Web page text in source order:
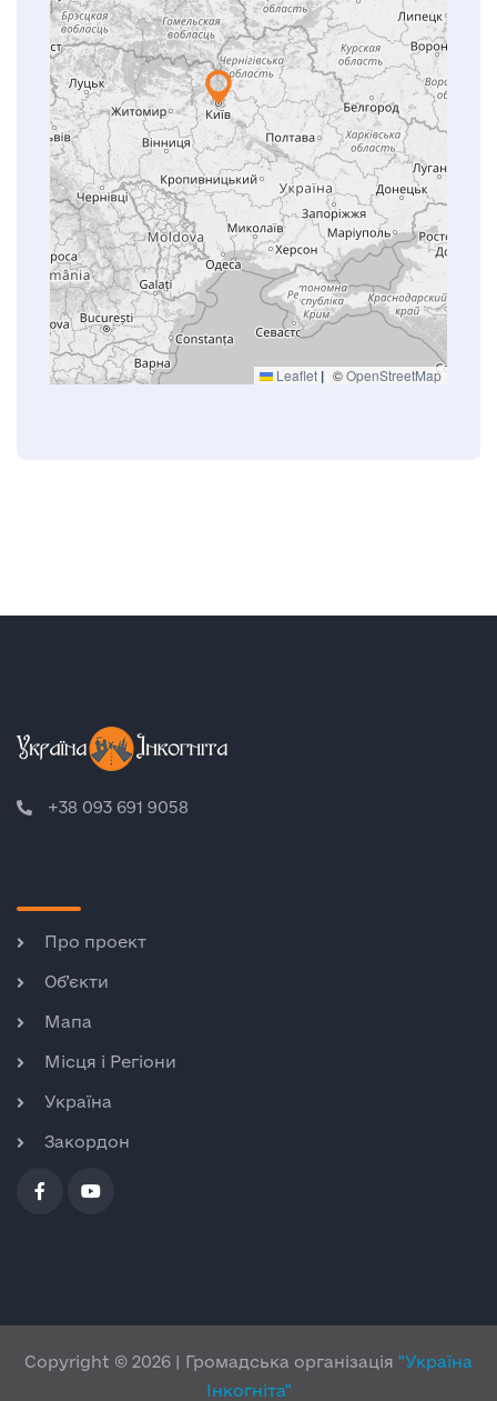
Leaflet | ©OpenStreetMap
+38 093 691 9058
Про проект
Об’єкти
Мапа
Місця і Регіони
Україна
Закордон
Copyright © 2026 | Громадська організація "Україна
Інкогніта"